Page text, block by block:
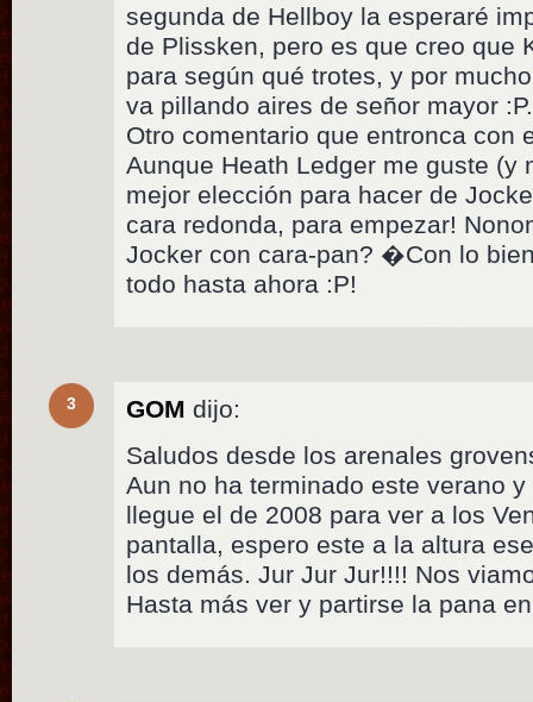
segunda de Hellboy la esperaré
de Plissken, pero es que creo que
para según qué trotes, y por
va pillando aires de señor mayor :P.
Otro comentario que entronca con
Aunque Heath Ledger me guste (y
mejor elección para hacer de
cara redonda, para empezar!
Jocker con cara-pan? �Con lo
todo hasta ahora :P!
3 GOM dijo:
Saludos desde los arenales
Aun no ha terminado este verano
llegue el de 2008 para ver a los
pantalla, espero este a la altura
los demás. Jur Jur Jur!!!! Nos
Hasta más ver y partirse la pana